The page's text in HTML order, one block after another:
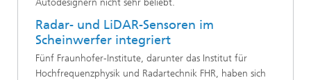
Autodesignern nicht sehr beliebt.
Radar- und LiDAR-Sensoren im
Scheinwerfer integriert
Fünf Fraunhofer-Institute, darunter das Institut für
Hochfrequenzphysik und Radartechnik FHR, haben sich